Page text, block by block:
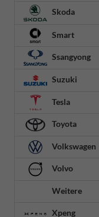
Skoda
Smart
Ssangyong
Suzuki
Tesla
Toyota
Volkswagen
Volvo
Weitere
Xpeng